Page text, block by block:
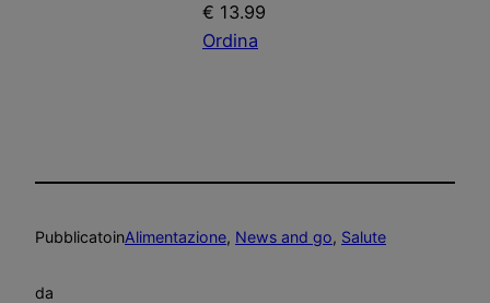
€ 13.99
Ordina
PubblicatoinAlimentazione, News and go, Salute
da